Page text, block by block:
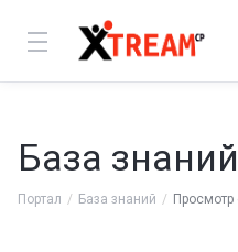
База знаний
Портал База знаний